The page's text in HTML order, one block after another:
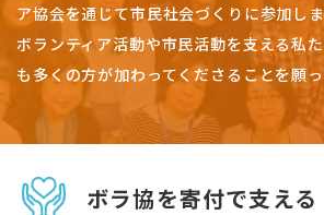
ア協会を通じて市民社会づくりに参加し
ボランティア活動や市民活動を支える私
も多くの方が加わってくださることを願
ボラ協を寄付で支える